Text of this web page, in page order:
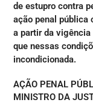
de estupro contra
ação penal pública
a partir da
que nessas
incondicionada.
AÇÃO PENAL
MINISTRO DA